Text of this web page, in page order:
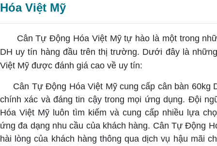
Hóa Việt Mỹ
Cân Tự Động Hóa Việt Mỹ tự hào là một trong
DH uy tín hàng đầu trên thị trường. Dưới đây là
Việt Mỹ được đánh giá cao về uy tín:
Cân Tự Động Hóa Việt Mỹ cung cấp cân bàn 60kg
chính xác và đáng tin cậy trong mọi ứng dụng. Đội
Hóa Việt Mỹ luôn tìm kiếm và cung cấp nhiều lựa
ứng đa dạng nhu cầu của khách hàng. Cân Tự Động
hài lòng của khách hàng thông qua dịch vụ hậu mãi